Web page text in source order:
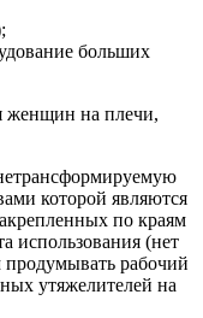
больших
которой являются
по краям
использования (нет
рабочий
утяжелителей на